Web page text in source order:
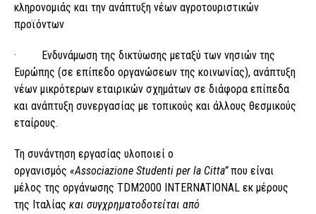
κληρονομιάς και την ανάπτυξη νέων αγροτουριστικών
προϊόντων
· Ενδυνάμωση της δικτύωσης μεταξύ των νησιών της
Ευρώπης (σε επίπεδο οργανώσεων της κοινωνίας), ανάπτυξη
νέων μικρότερων εταιρικών σχημάτων σε διάφορα επίπεδα
και ανάπτυξη συνεργασίας με τοπικούς και άλλους θεσμικούς
εταίρους.
Τη συνάντηση εργασίας υλοποιεί ο
οργανισμός «Associazione Studenti per la Citta”που είναι
μέλος της οργάνωσης ΤDM2000 INTERNATIONAL εκ μέρους
της Ιταλίας και συγχρηματοδοτείται από